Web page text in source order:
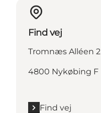
Find vej
Tromnæs Alléen 2
4800 Nykøbing F
Find vej